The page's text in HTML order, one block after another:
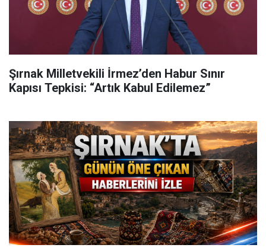
Şırnak Milletvekili İrmez’den Habur Sınır
Kapısı Tepkisi: “Artık Kabul Edilemez”